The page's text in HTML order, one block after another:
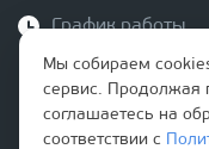
График работы
с 9:00 до 20:00
Наша почта
Мы собираем
сервис. Продолжая
соглашаетесь на
соответствии с